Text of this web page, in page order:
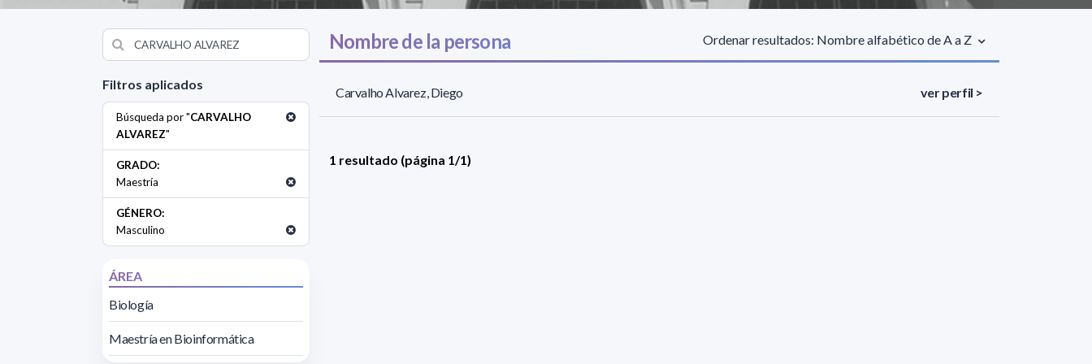
Filtros aplicados
Búsqueda por "CARVALHO
ALVAREZ"
GRADO:
Maestría
GÉNERO:
Masculino
ÁREA
Biología
Maestría en Bioinformática
Nombre de la persona Ordenar resultados: Nombre alfabético de A a Z
Carvalho Alvarez, Diego ver perfil >
1 resultado (página 1/1)